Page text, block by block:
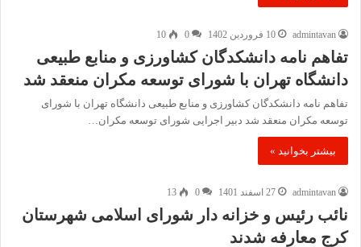
admintavan 10 فروردین 1402 0
10
تفاهم نامه دانشکدگان کشاورزی و منابع طبیعی
دانشگاه تهران با شورای توسعه مکران منعقد شد
تفاهم نامه دانشکدگان کشاورزی و منابع طبیعی دانشگاه تهران با شورای
توسعه مکران منعقد شد دبیر اجرایی شورای توسعه مکران…
بیشتر بخوانید »
admintavan 27 اسفند 1401 0
13
نائب رئیس و خزانه دار شورای اسلامی شهرستان
کرج معارفه شدند